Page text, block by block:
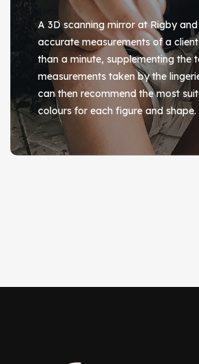
A 3D scanning mirror at Rigby and
accurate measurements of a
than a minute, supplementing the
measurements taken by the
can then recommend the most
colours for each figure and shape.